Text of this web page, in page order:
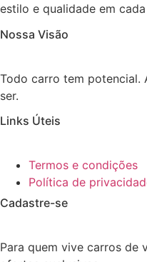
estilo e qualidade em
Nossa Visão
Todo carro tem potencial.
ser.
Links Úteis
Termos e condições
Política de
Cadastre-se
Para quem vive carros